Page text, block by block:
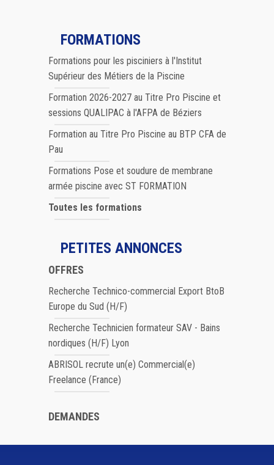
FORMATIONS
Formations pour les pisciniers à l'Institut
Supérieur des Métiers de la Piscine
Formation 2026-2027 au Titre Pro Piscine et
sessions QUALIPAC à l'AFPA de Béziers
Formation au Titre Pro Piscine au BTP CFA de
Pau
Formations Pose et soudure de membrane
armée piscine avec ST FORMATION
Toutes les formations
PETITES ANNONCES
OFFRES
Recherche Technico-commercial Export BtoB
Europe du Sud (H/F)
Recherche Technicien formateur SAV - Bains
nordiques (H/F) Lyon
ABRISOL recrute un(e) Commercial(e)
Freelance (France)
DEMANDES